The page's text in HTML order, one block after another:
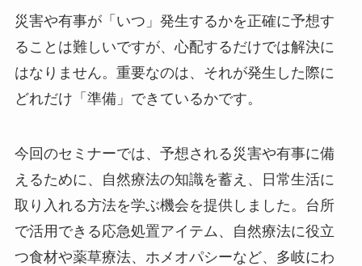
災害や有事が「いつ」発生するかを正確に予想す
ることは難しいですが、心配するだけでは解決に
はなりません。重要なのは、それが発生した際に
どれだけ「準備」できているかです。
今回のセミナーでは、予想される災害や有事に備
えるために、自然療法の知識を蓄え、日常生活に
取り入れる方法を学ぶ機会を提供しました。台所
で活用できる応急処置アイテム、自然療法に役立
つ食材や薬草療法、ホメオパシーなど、多岐にわ